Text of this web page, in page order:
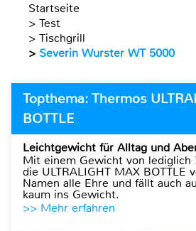
Startseite
> Test
> Tischgrill
> Severin Wurster WT 5000
Topthema: Thermos
BOTTLE
Leichtgewicht für Alltag und
Mit einem Gewicht von lediglich
die ULTRALIGHT MAX BOTTLE
Namen alle Ehre und fällt auch
kaum ins Gewicht.
>> Mehr erfahren